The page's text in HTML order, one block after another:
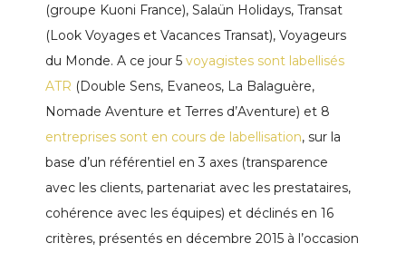
(groupe Kuoni France), Salaün Holidays, Transat
(Look Voyages et Vacances Transat), Voyageurs
du Monde. A ce jour 5 voyagistes sont labellisés
ATR (Double Sens, Evaneos, La Balaguère,
Nomade Aventure et Terres d’Aventure) et 8
entreprises sont en cours de labellisation, sur la
base d’un référentiel en 3 axes (transparence
avec les clients, partenariat avec les prestataires,
cohérence avec les équipes) et déclinés en 16
critères, présentés en décembre 2015 à l’occasion